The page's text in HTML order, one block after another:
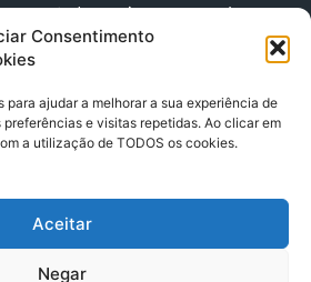
Consentimento
ajudar a melhorar a sua experiência de
e visitas repetidas. Ao clicar em
a utilização de TODOS os cookies.
Aceitar
Negar
contada, envie-nos agora!
Pará CNPJ: 04.901.141/0001-36 End .
2301, Ed. Rogério Fernandez – Sala